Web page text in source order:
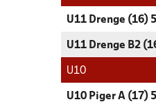
U11 Drenge (16)
U11 Drenge B2
U10
U10 Piger A (17)